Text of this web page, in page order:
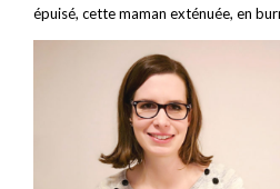
épuisé, cette maman exténuée, en